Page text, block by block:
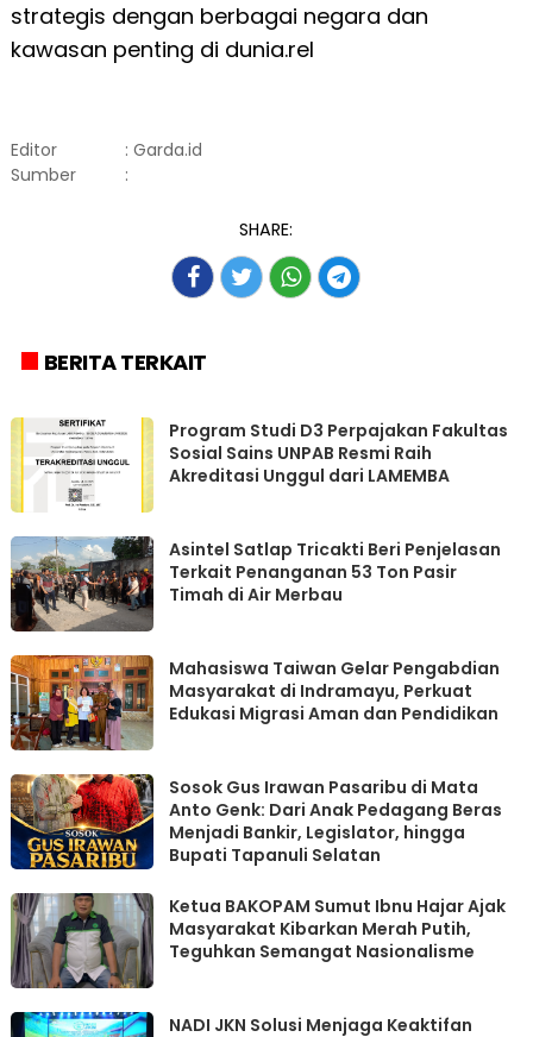
strategis dengan berbagai negara dan
kawasan penting di dunia.rel
Editor
: Garda.id
Sumber
:
SHARE:
BERITA TERKAIT
Program Studi D3 Perpajakan Fakultas
Sosial Sains UNPAB Resmi Raih
Akreditasi Unggul dari LAMEMBA
Asintel Satlap Tricakti Beri Penjelasan
Terkait Penanganan 53 Ton Pasir
Timah di Air Merbau
Mahasiswa Taiwan Gelar Pengabdian
Masyarakat di Indramayu, Perkuat
Edukasi Migrasi Aman dan Pendidikan
Sosok Gus Irawan Pasaribu di Mata
Anto Genk: Dari Anak Pedagang Beras
Menjadi Bankir, Legislator, hingga
Bupati Tapanuli Selatan
Ketua BAKOPAM Sumut Ibnu Hajar Ajak
Masyarakat Kibarkan Merah Putih,
Teguhkan Semangat Nasionalisme
NADI JKN Solusi Menjaga Keaktifan